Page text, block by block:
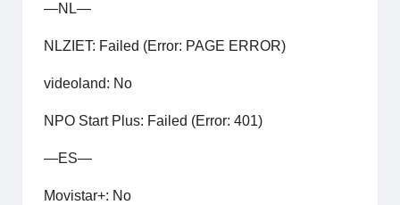
—NL—
NLZIET: Failed (Error: PAGE ERROR)
videoland: No
NPO Start Plus: Failed (Error: 401)
—ES—
Movistar+: No